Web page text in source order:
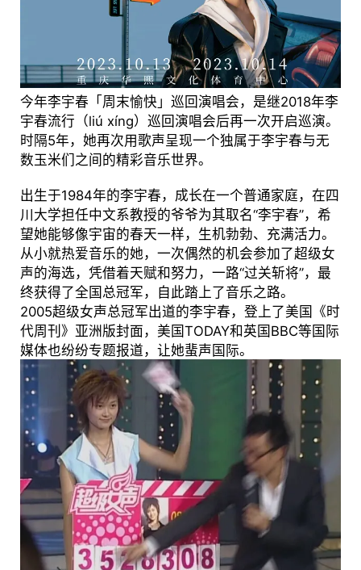
今年李宇春「周末愉快」巡回演唱会，是继2018年李
宇春流行（liú xíng）巡回演唱会后再一次开启巡演。
时隔5年，她再次用歌声呈现一个独属于李宇春与无
数玉米们之间的精彩音乐世界。
出生于1984年的李宇春，成长在一个普通家庭，在四
川大学担任中文系教授的爷爷为其取名“李宇春”，希
望她能够像宇宙的春天一样，生机勃勃、充满活力。
从小就热爱音乐的她，一次偶然的机会参加了超级女
声的海选，凭借着天赋和努力，一路“过关斩将”，最
终获得了全国总冠军，自此踏上了音乐之路。
2005超级女声总冠军出道的李宇春，登上了美国《时
代周刊》亚洲版封面，美国TODAY和英国BBC等国际
媒体也纷纷专题报道，让她蜚声国际。